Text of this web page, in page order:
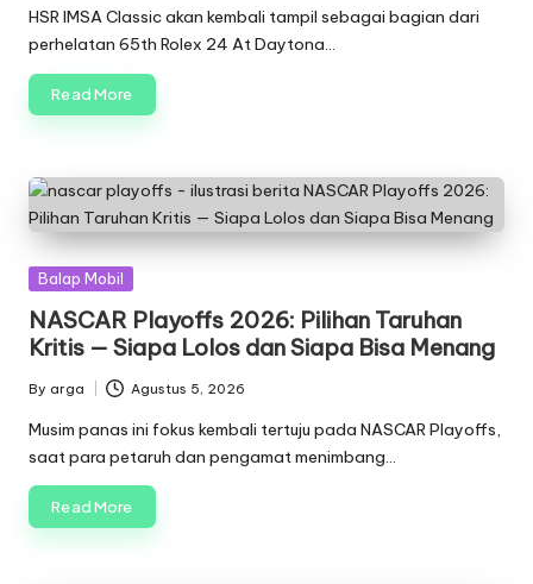
by
HSR IMSA Classic akan kembali tampil sebagai bagian dari
perhelatan 65th Rolex 24 At Daytona…
Read More
Posted
Balap Mobil
NASCAR Playoffs 2026: Pilihan Taruhan
Kritis — Siapa Lolos dan Siapa Bisa Menang
Posted
by
By arga Agustus 5, 2026
Musim panas ini fokus kembali tertuju pada NASCAR Playoffs,
saat para petaruh dan pengamat menimbang…
Read More